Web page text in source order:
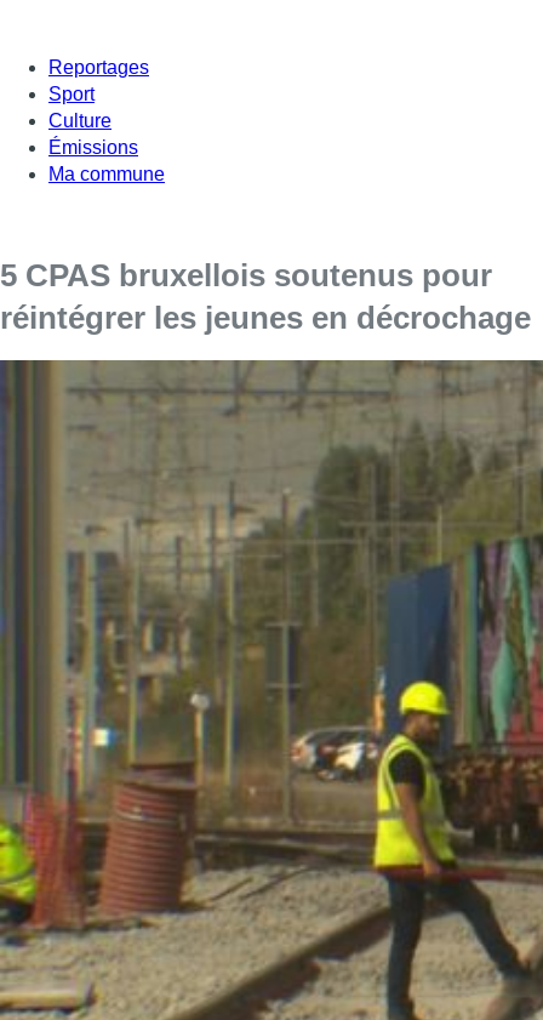
Reportages
Sport
Culture
Émissions
Ma commune
5 CPAS bruxellois soutenus pour
réintégrer les jeunes en décrochage